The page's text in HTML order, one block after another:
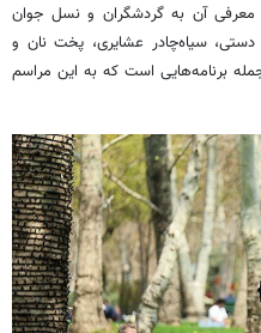
معرفی آن به گردشگران و نسل جوان
دستی، سیاه‌چادر عشایری، پخت نان و
برنامه‌هایی است که به این مراسم